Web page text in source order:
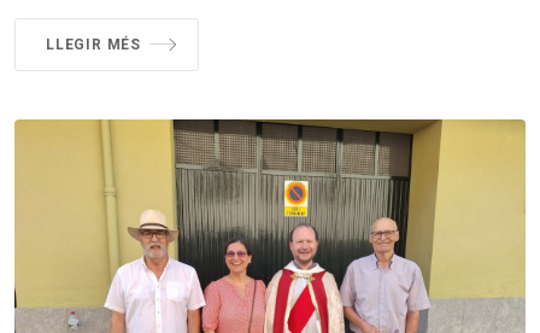
LLEGIR MÉS